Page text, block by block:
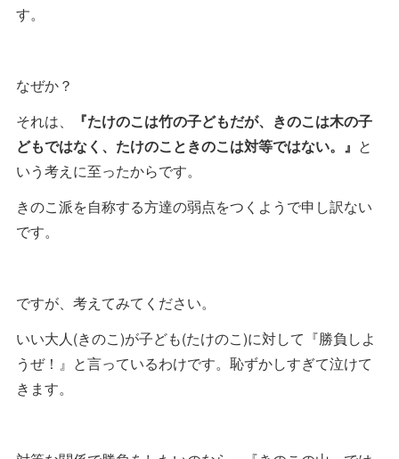
す。
なぜか？
それは、
『たけのこは竹の子どもだが、きのこは木の子
どもではなく、たけのこときのこは対等ではない。』 と
いう考えに至ったからです。
きのこ派を自称する方達の弱点をつくようで申し訳ない
です。
ですが、考えてみてください。
いい大人(きのこ)が子ども(たけのこ)に対して『勝負しよ
うぜ！』と言っているわけです。恥ずかしすぎて泣けて
きます。